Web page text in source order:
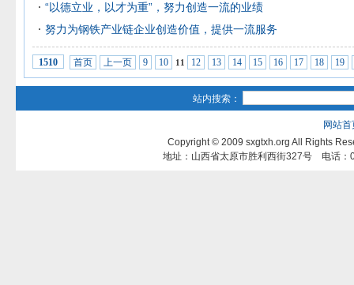
“以德立业，以才为重”，努力创造一流的业绩
努力为钢铁产业链企业创造价值，提供一流服务
1510 首页 上一页 9 10 11 12 13 14 15 16 17 18 19
站内搜索：
网站首
Copyright © 2009 sxgtxh.org All Rights
地址：山西省太原市胜利西街327号 电话